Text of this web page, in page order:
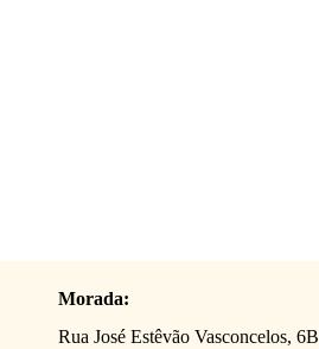
Morada:
Rua José Estêvão Vasconcelos, 6B